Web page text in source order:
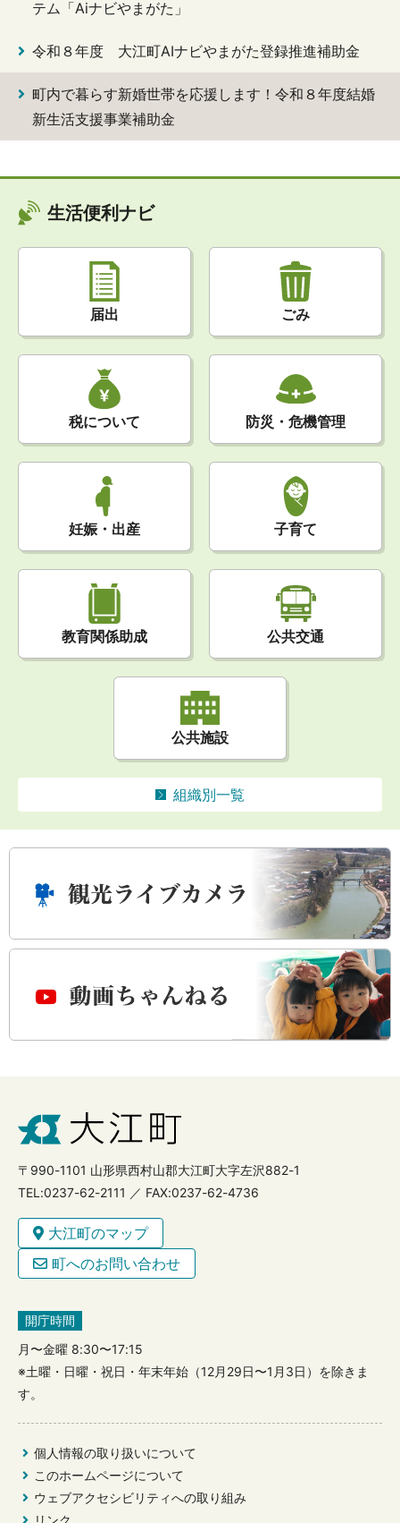
テム「Aiナビやまがた」
令和８年度 大江町AIナビやまがた登録推進補助金
町内で暮らす新婚世帯を応援します！令和８年度結婚
新生活支援事業補助金
生活便利ナビ
届出 ごみ
税について 防災・危機管理
妊娠・出産 子育て
教育関係助成 公共交通
公共施設
組織別一覧
〒990-1101 山形県西村山郡大江町大字左沢882-1
TEL:0237-62-2111 ／ FAX:0237-62-4736
大江町のマップ
町へのお問い合わせ
開庁時間
月〜金曜 8:30〜17:15
※土曜・日曜・祝日・年末年始（12月29日〜1月3日）を除きま
す。
個人情報の取り扱いについて
このホームページについて
ウェブアクセシビリティへの取り組み